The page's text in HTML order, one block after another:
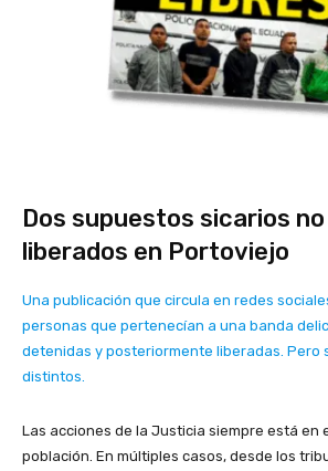
Dos supuestos sicarios
liberados en Portoviejo
Una publicación que circula en redes
personas que pertenecían a una banda
detenidas y posteriormente liberadas. Pero
distintos.
Las acciones de la Justicia siempre está en
población. En múltiples casos, desde los